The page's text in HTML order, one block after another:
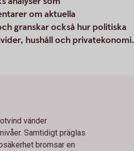
om aktuella
granskar också hur politiska
hushåll och privatekonomi.
vänder
Samtidigt präglas
bromsar en